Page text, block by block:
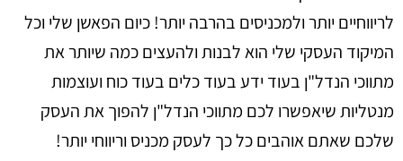
לריווחיים יותר ולמכניסים בהרבה יותר! כיום הפאשן שלי וכל
המיקוד העסקי שלי הוא לבנות ולהעצים כמה שיותר את
מתווכי הנדל"ן בעוד ידע בעוד כלים בעוד כוח ועוצמות
מנטליות שיאפשרו לכם מתווכי הנדל"ן להפוך את העסק
שלכם שאתם אוהבים כל כך לעסק מכניס וריווחי יותר!